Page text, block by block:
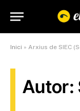
Inici » Arxius de SIEC
Autor: